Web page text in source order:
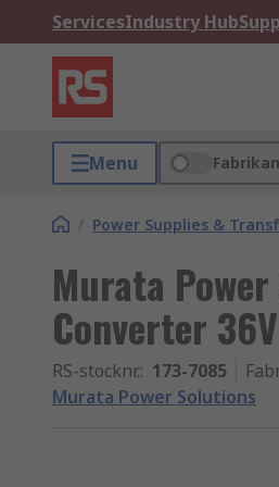
ServicesIndustry Hub
Menu
/ Power Supplies &
Murata
Converter
RS-stocknr.: 173-7085
Murata Power Solutions